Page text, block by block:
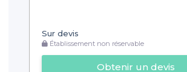
Sur devis
Établissement non réservable
Obtenir un devis